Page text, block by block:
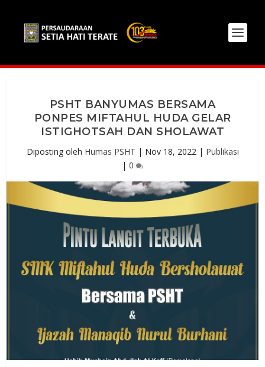
PSHT BANYUMAS BERSAMA
PONPES MIFTAHUL HUDA GELAR
ISTIGHOTSAH DAN SHOLAWAT
Diposting oleh Humas PSHT | Nov 18, 2022| Publikasi
| 0